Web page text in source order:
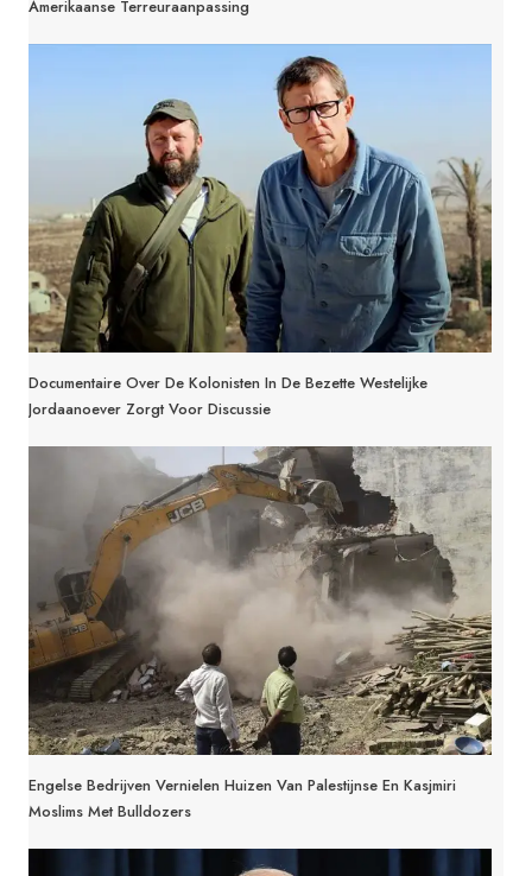
Amerikaanse Terreuraanpassing
Documentaire Over De Kolonisten In De Bezette Westelijke
Jordaanoever Zorgt Voor Discussie
Engelse Bedrijven Vernielen Huizen Van Palestijnse En Kasjmiri
Moslims Met Bulldozers